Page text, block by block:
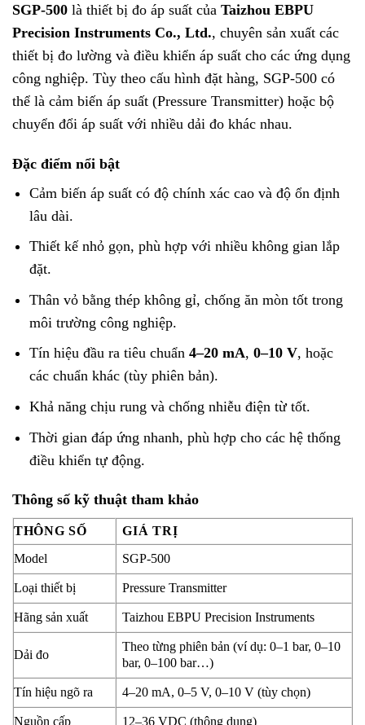
SGP-500 là thiết bị đo áp suất của Taizhou EBPU
Precision Instruments Co., Ltd., chuyên sản xuất các
thiết bị đo lường và điều khiển áp suất cho các ứng dụng
công nghiệp. Tùy theo cấu hình đặt hàng, SGP-500 có
thể là cảm biến áp suất (Pressure Transmitter) hoặc bộ
chuyển đổi áp suất với nhiều dải đo khác nhau.
Đặc điểm nổi bật
Cảm biến áp suất có độ chính xác cao và độ ổn định
lâu dài.
Thiết kế nhỏ gọn, phù hợp với nhiều không gian lắp
đặt.
Thân vỏ bằng thép không gỉ, chống ăn mòn tốt trong
môi trường công nghiệp.
Tín hiệu đầu ra tiêu chuẩn 4–20 mA, 0–10 V, hoặc
các chuẩn khác (tùy phiên bản).
Khả năng chịu rung và chống nhiễu điện từ tốt.
Thời gian đáp ứng nhanh, phù hợp cho các hệ thống
điều khiển tự động.
Thông số kỹ thuật tham khảo
THÔNG SỐ
GIÁ TRỊ
Model
SGP-500
Loại thiết bị Pressure Transmitter
Hãng sản xuất Taizhou EBPU Precision Instruments
Dải đo
Theo từng phiên bản (ví dụ: 0–1 bar, 0–10
bar, 0–100 bar…)
Tín hiệu ngõ ra 4–20 mA, 0–5 V, 0–10 V (tùy chọn)
Nguồn cấp 12–36 VDC (thông dụng)